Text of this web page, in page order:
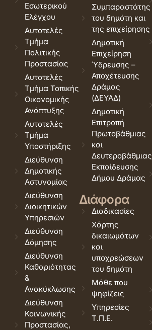
Εσωτερικού
Ελέγχου
Αυτοτελές
Τμήμα
Πολιτικής
Προστασίας
Αυτοτελές
Τμήμα Τοπικής
Οικονομικής
Ανάπτυξης
Αυτοτελές
Τμήμα
Υποστήριξης
Διεύθυνση
Δημοτικής
Αστυνομίας
Διεύθυνση
Διοικητικών
Υπηρεσιών
Διεύθυνση
Δόμησης
Διεύθυνση
Καθαριότητας
&
Ανακύκλωσης
Διεύθυνση
Κοινωνικής
Προστασίας,
Συμπαραστάτης
του δημότη και
της επιχείρησης
Δημοτική
Επιχείρηση
Ύδρευσης –
Αποχέτευσης
Δράμας
(ΔΕΥΑΔ)
Δημοτική
Επιτροπή
Πρωτοβάθμιας
και
Δευτεροβάθμιας
Εκπαίδευσης
Δήμου Δράμας
Διάφορα
Διαδικασίες
Χάρτης
δικαιωμάτων
και
υποχρεώσεων
του δημότη
Μάθε που
ψηφίζεις
Υπηρεσίες
Τ.Π.Ε.